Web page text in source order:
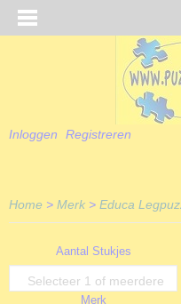
Inloggen Registreren
Home > Merk > Educa
Aantal Stukjes
Selecteer 1 of meerdere
Merk